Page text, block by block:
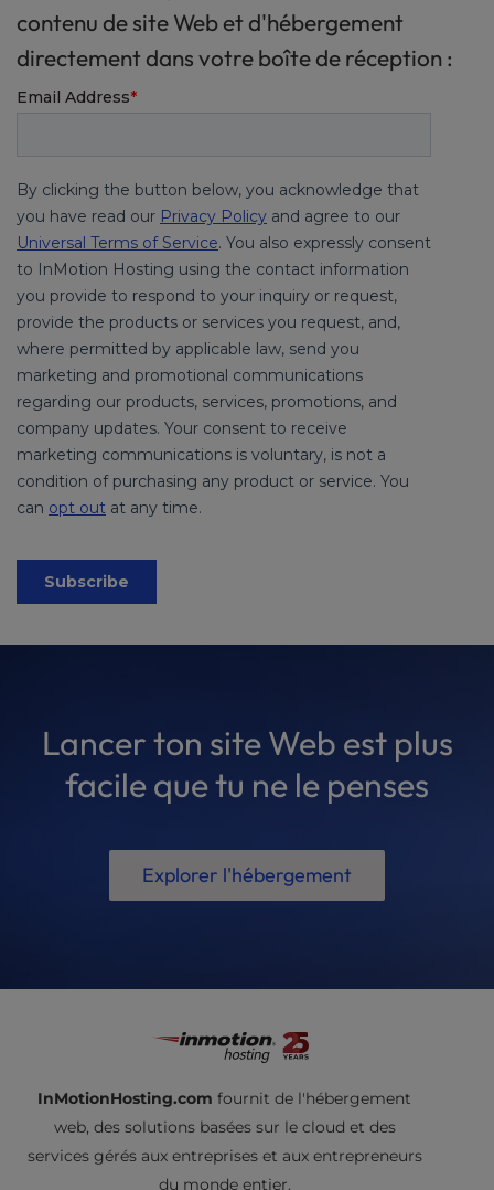
contenu de site Web et d'hébergement
directement dans votre boîte de réception :
Lancer ton site Web est plus
facile que tu ne le penses
Explorer l'hébergement
InMotionHosting.com fournit de l'hébergement
web, des solutions basées sur le cloud et des
services gérés aux entreprises et aux entrepreneurs
du monde entier.